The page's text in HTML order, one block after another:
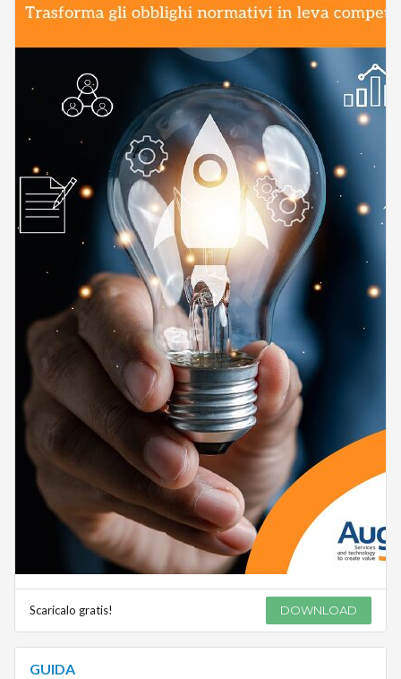
Scaricalo gratis! DOWNLOAD
GUIDA